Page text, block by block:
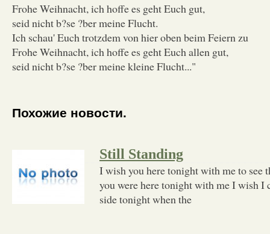
Frohe Weihnacht, ich hoffe es geht Euch gut,
seid nicht b?se ?ber meine Flucht.
Ich schau' Euch trotzdem von hier oben beim Feiern zu
Frohe Weihnacht, ich hoffe es geht Euch allen gut,
seid nicht b?se ?ber meine kleine Flucht..."
Похожие новости.
Still Standing
I wish you here tonight with me to see
you were here tonight with me I wish I
side tonight when the